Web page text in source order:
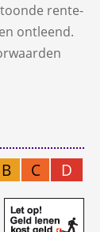
rente­
ontleend.
B C
D